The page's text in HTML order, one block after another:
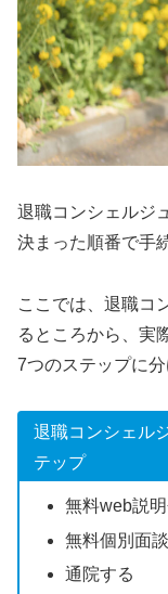
退職コンシェルジ
決まった順番で手
ここでは、退職コ
るところから、実
7つのステップに分
退職コンシェル
テップ
無料web説
無料個別面
通院する